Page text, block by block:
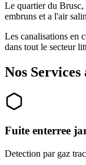
Le quartier du Brusc,
embruns et a l'air
Les canalisations en
dans tout le secteur
Nos
Fuite enterree
Detection par gaz